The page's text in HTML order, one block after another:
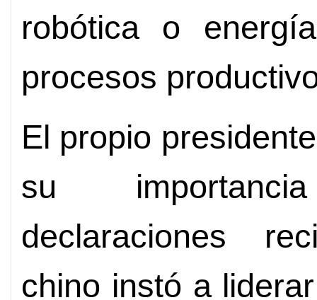
robótica o
procesos
El propio
su
declaraciones
chino instó a